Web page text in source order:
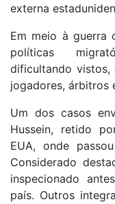
externa
Em meio à guerra
políticas
dificultando
jogadores, árbitros
Um dos casos
Hussein, retido
EUA, onde
Considerado
inspecionado
país. Outros